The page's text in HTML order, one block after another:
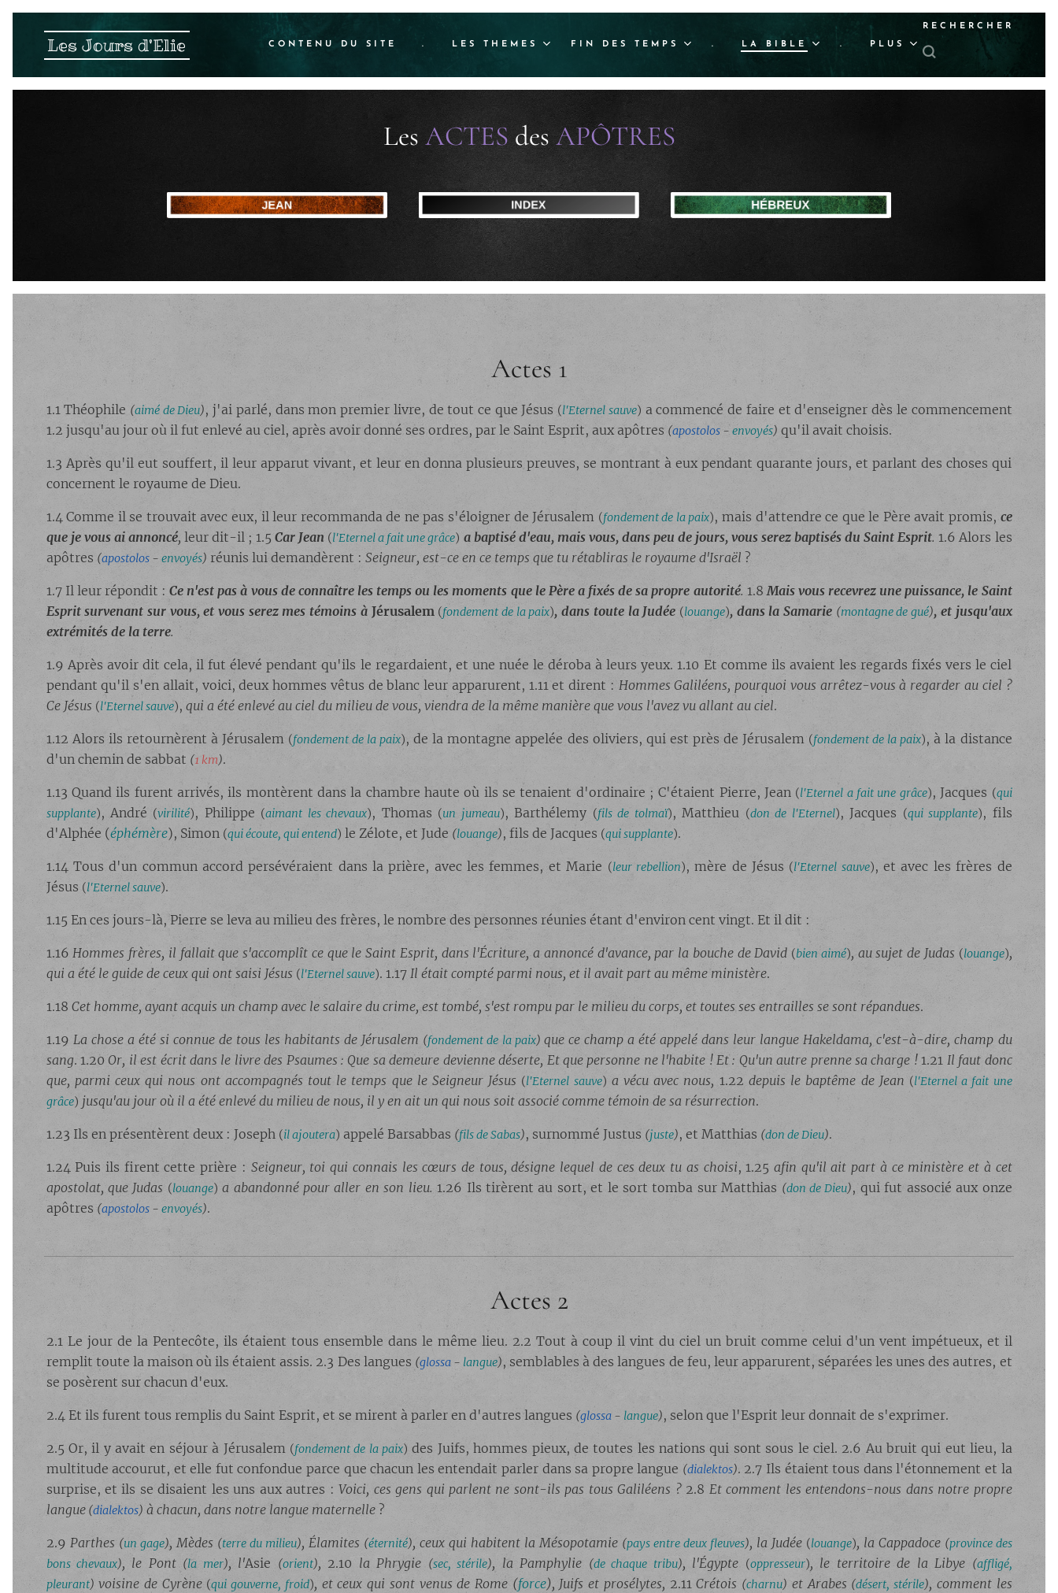
Les Jours d'Elie CONTENU DU SITE . LES THEMES FIN DES TEMPS . LA BIBLE . PLUS
RECHERCHER
Les ACTESdesAPÔTRES
Actes 1
1.1 Théophile (aimé de Dieu), j'ai parlé, dans mon premier livre, de tout ce que Jésus (l'Eternel sauve) a commencé de faire et d'enseigner dès le commencement
1.2 jusqu'au jour où il fut enlevé au ciel, après avoir donné ses ordres, par le Saint Esprit, aux apôtres (apostolos- envoyés) qu'il avait choisis.
1.3 Après qu'il eut souffert, il leur apparut vivant, et leur en donna plusieurs preuves, se montrant à eux pendant quarante jours, et parlant des choses qui
concernent le royaume de Dieu.
1.4 Comme il se trouvait avec eux, il leur recommanda de ne pas s'éloigner de Jérusalem (fondement de la paix), mais d'attendre ce que le Père avait promis, ce
que je vous ai annoncé, leur dit-il ; 1.5Car Jean (l'Eternel a fait une grâce) a baptisé d'eau, mais vous, dans peu de jours, vous serez baptisés du Saint Esprit. 1.6 Alors les
apôtres (apostolos- envoyés) réunis lui demandèrent : Seigneur, est-ce en ce temps que tu rétabliras le royaume d'Israël ?
1.7 Il leur répondit :Ce n'est pas à vous de connaître les temps ou les moments que le Père a fixés de sa propre autorité. 1.8Mais vous recevrez une puissance, le Saint
Esprit survenant sur vous, et vous serez mes témoins à Jérusalem (fondement de la paix), dans toute la Judée (louange), dans la Samarie (montagne de gué), et jusqu'aux
extrémités de la terre.
1.9 Après avoir dit cela, il fut élevé pendant qu'ils le regardaient, et une nuée le déroba à leurs yeux. 1.10 Et comme ils avaient les regards fixés vers le ciel
pendant qu'il s'en allait, voici, deux hommes vêtus de blanc leur apparurent, 1.11 et dirent : Hommes Galiléens, pourquoi vous arrêtez-vous à regarder au ciel ?
Ce Jésus (l'Eternel sauve), qui a été enlevé au ciel du milieu de vous, viendra de la même manière que vous l'avez vu allant au ciel.
1.12 Alors ils retournèrent à Jérusalem (fondement de la paix), de la montagne appelée des oliviers, qui est près de Jérusalem (fondement de la paix), à la distance
d'un chemin de sabbat (1 km).
1.13 Quand ils furent arrivés, ils montèrent dans la chambre haute où ils se tenaient d'ordinaire ; C'étaient Pierre, Jean (l'Eternel a fait une grâce), Jacques (qui
supplante), André (virilité), Philippe (aimant les chevaux), Thomas (un jumeau), Barthélemy (fils de tolmaï), Matthieu (don de l'Eternel), Jacques (qui supplante), fils
d'Alphée (éphémère), Simon (qui écoute, qui entend) le Zélote, et Jude (louange), fils de Jacques (qui supplante).
1.14 Tous d'un commun accord persévéraient dans la prière, avec les femmes, et Marie (leur rebellion), mère de Jésus (l'Eternel sauve), et avec les frères de
Jésus (l'Eternel sauve).
1.15 En ces jours-là, Pierre se leva au milieu des frères, le nombre des personnes réunies étant d'environ cent vingt. Et il dit :
1.16Hommes frères, il fallait que s'accomplît ce que le Saint Esprit, dans l'Écriture, a annoncé d'avance, par la bouche de David (bien aimé), au sujet de Judas (louange),
qui a été le guide de ceux qui ont saisi Jésus (l'Eternel sauve). 1.17 Il était compté parmi nous, et il avait part au même ministère.
1.18 Cet homme, ayant acquis un champ avec le salaire du crime, est tombé, s'est rompu par le milieu du corps, et toutes ses entrailles se sont répandues.
1.19 La chose a été si connue de tous les habitants de Jérusalem (fondement de la paix) que ce champ a été appelé dans leur langue Hakeldama, c'est-à-dire, champ du
sang. 1.20 Or, il est écrit dans le livre des Psaumes : Que sa demeure devienne déserte, Et que personne ne l'habite ! Et : Qu'un autre prenne sa charge !1.21 Il faut donc
que, parmi ceux qui nous ont accompagnés tout le temps que le Seigneur Jésus (l'Eternel sauve) a vécu avec nous, 1.22 depuis le baptême de Jean (l'Eternel a fait une
grâce) jusqu'au jour où il a été enlevé du milieu de nous, il y en ait un qui nous soit associé comme témoin de sa résurrection.
1.23 Ils en présentèrent deux : Joseph (il ajoutera) appelé Barsabbas (fils de Sabas), surnommé Justus (juste), et Matthias (don de Dieu).
1.24 Puis ils firent cette prière : Seigneur, toi qui connais les cœurs de tous, désigne lequel de ces deux tu as choisi, 1.25 afin qu'il ait part à ce ministère et à cet
apostolat, queJudas (louange) a abandonné pour aller en son lieu.1.26 Ils tirèrent au sort, et le sort tomba sur Matthias (don de Dieu), qui fut associé aux onze
apôtres (apostolos- envoyés).
Actes 2
2.1 Le jour de la Pentecôte, ils étaient tous ensemble dans le même lieu. 2.2 Tout à coup il vint du ciel un bruit comme celui d'un vent impétueux, et il
remplit toute la maison où ils étaient assis. 2.3 Des langues (glossa- langue), semblables à des langues de feu, leur apparurent, séparées les unes des autres, et
se posèrent sur chacun d'eux.
2.4 Et ils furent tous remplis du Saint Esprit, et se mirent à parler en d'autres langues (glossa- langue), selon que l'Esprit leur donnait de s'exprimer.
2.5 Or, il y avait en séjour à Jérusalem (fondement de la paix) des Juifs, hommes pieux, de toutes les nations qui sont sous le ciel. 2.6 Au bruit qui eut lieu, la
multitude accourut, et elle fut confondue parce que chacun les entendait parler dans sa propre langue (dialektos). 2.7 Ils étaient tous dans l'étonnement et la
surprise, et ils se disaient les uns aux autres :Voici, ces gens qui parlent ne sont-ils pas tous Galiléens ?2.8 Et comment les entendons-nous dans notre propre
langue (dialektos) à chacun, dans notre langue maternelle?
2.9 Parthes (un gage), Mèdes (terre du milieu), Élamites (éternité), ceux qui habitent la Mésopotamie (pays entre deux fleuves), la Judée (louange), la Cappadoce (province des
bons chevaux), le Pont (la mer), l'Asie (orient), 2.10 la Phrygie (sec, stérile), la Pamphylie (de chaque tribu), l'Égypte (oppresseur), le territoire de la Libye (affligé,
pleurant) voisine de Cyrène (qui gouverne, froid), et ceux qui sont venus de Rome (force), Juifs et prosélytes, 2.11Crétois (charnu) et Arabes (désert, stérile), comment les